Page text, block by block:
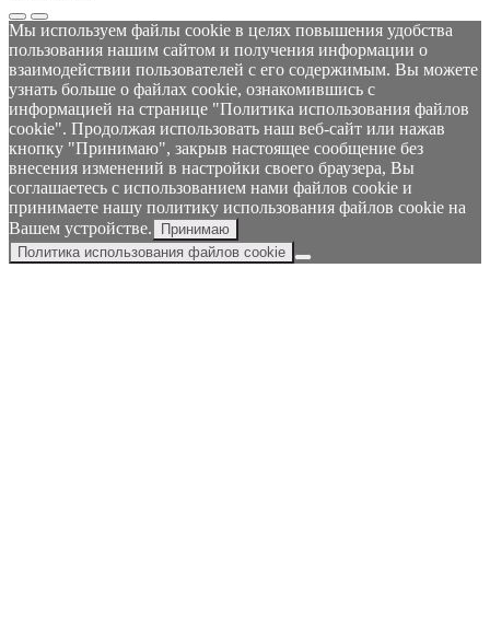
Мы используем файлы cookie в целях повышения удобства
пользования нашим сайтом и получения информации о
взаимодействии пользователей с его содержимым. Вы можете
узнать больше о файлах cookie, ознакомившись с
информацией на странице "Политика использования файлов
cookie". Продолжая использовать наш веб-сайт или нажав
кнопку "Принимаю", закрыв настоящее сообщение без
внесения изменений в настройки своего браузера, Вы
соглашаетесь с использованием нами файлов cookie и
принимаете нашу политику использования файлов cookie на
Вашем устройстве.
Принимаю
Политика использования файлов cookie